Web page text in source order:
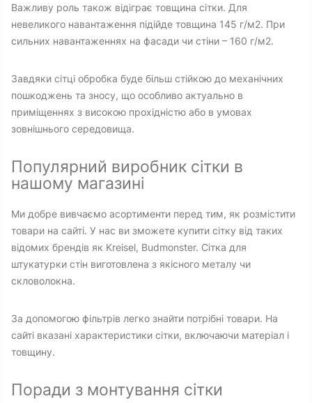
Важливу роль також відіграє товщина сітки. Для
невеликого навантаження підійде товщина 145 г/м2. При
сильних навантаженнях на фасади чи стіни – 160 г/м2.
Завдяки сітці обробка буде більш стійкою до механічних
пошкоджень та зносу, що особливо актуально в
приміщеннях з високою прохідністю або в умовах
зовнішнього середовища.
Популярний виробник сітки в
нашому магазині
Ми добре вивчаємо асортименти перед тим, як розмістити
товари на сайті. У нас ви зможете купити сітку від таких
відомих брендів як Kreisel, Budmonster. Сітка для
штукатурки стін виготовлена ​​з якісного металу чи
скловолокна.
За допомогою фільтрів легко знайти потрібні товари. На
сайті вказані характеристики сітки, включаючи матеріал і
товщину.
Поради з монтування сітки